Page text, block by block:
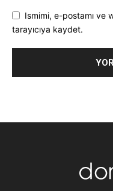
Ismimi, e-postamı ve
tarayıcıya kaydet.